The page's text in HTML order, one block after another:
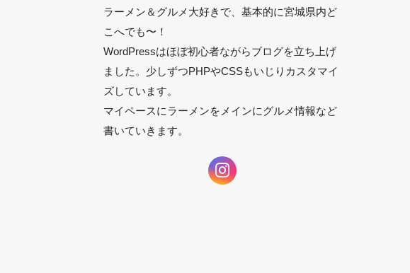
ラーメン＆グルメ大好きで、基本的に宮城県内ど
こへでも〜！
WordPressはほぼ初心者ながらブログを立ち上げ
ました。少しずつPHPやCSSもいじりカスタマイ
ズしています。
マイペースにラーメンをメインにグルメ情報など
書いていきます。